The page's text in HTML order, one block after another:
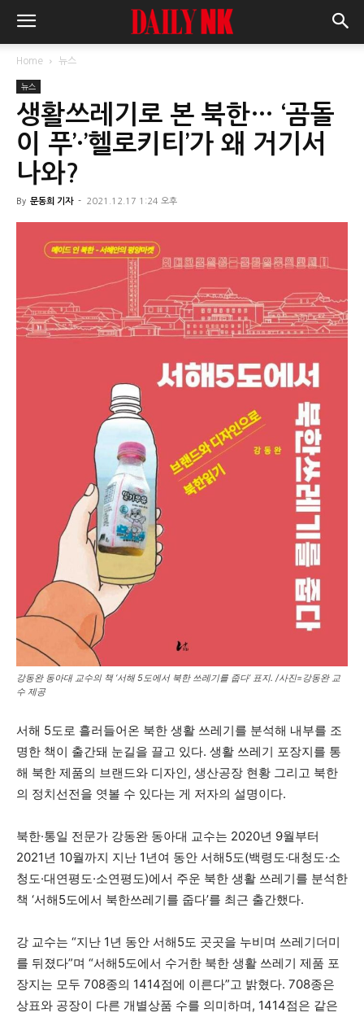
Home 뉴스
뉴스
생활쓰레기로 본 북한… ‘곰돌
이 푸’·’헬로키티’가 왜 거기서
나와?
By 문동희 기자 - 2021.12.17 1:24 오후
강동완 동아대 교수의 책 ‘서해 5도에서 북한 쓰레기를 줍다’ 표지. /사진=강동완 교
수 제공
서해 5도로 흘러들어온 북한 생활 쓰레기를 분석해 내부를 조
명한 책이 출간돼 눈길을 끌고 있다. 생활 쓰레기 포장지를 통
해 북한 제품의 브랜드와 디자인, 생산공장 현황 그리고 북한
의 정치선전을 엿볼 수 있다는 게 저자의 설명이다.
북한·통일 전문가 강동완 동아대 교수는 2020년 9월부터
2021년 10월까지 지난 1년여 동안 서해5도(백령도·대청도·소
청도·대연평도·소연평도)에서 주운 북한 생활 쓰레기를 분석한
책 ‘서해5도에서 북한쓰레기를 줍다’를 최근 출간했다.
강 교수는 “지난 1년 동안 서해5도 곳곳을 누비며 쓰레기더미
를 뒤졌다”며 “서해5도에서 수거한 북한 생활 쓰레기 제품 포
장지는 모두 708종의 1414점에 이른다”고 밝혔다. 708종은
상표와 공장이 다른 개별상품 수를 의미하며, 1414점은 같은